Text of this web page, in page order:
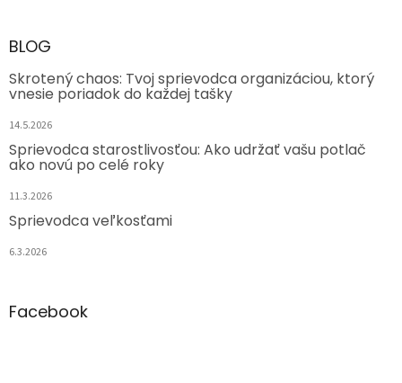
BLOG
Skrotený chaos: Tvoj sprievodca organizáciou, ktorý
vnesie poriadok do každej tašky
14.5.2026
Sprievodca starostlivosťou: Ako udržať vašu potlač
ako novú po celé roky
11.3.2026
Sprievodca veľkosťami
6.3.2026
Facebook